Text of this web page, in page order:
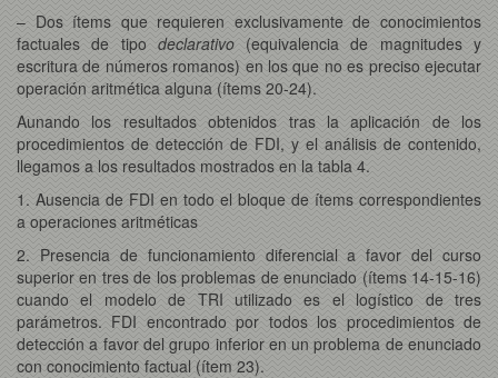
– Dos ítems que requieren exclusivamente de conocimientos
factuales de tipo declarativo(equivalencia de magnitudes y
escritura de números romanos) en los que no es preciso ejecutar
operación aritmética alguna (ítems 20-24).
Aunando los resultados obtenidos tras la aplicación de los
procedimientos de detección de FDI, y el análisis de contenido,
llegamos a los resultados mostrados en la tabla 4.
1. Ausencia de FDI en todo el bloque de ítems correspondientes
a operaciones aritméticas
2. Presencia de funcionamiento diferencial a favor del curso
superior en tres de los problemas de enunciado (ítems 14-15-16)
cuando el modelo de TRI utilizado es el logístico de tres
parámetros. FDI encontrado por todos los procedimientos de
detección a favor del grupo inferior en un problema de enunciado
con conocimiento factual (ítem 23).